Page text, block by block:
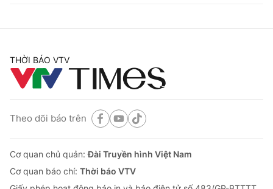
THỜI BÁO VTV
Theo dõi báo trên
Cơ quan chủ quản:Đài Truyền hình Việt Nam
Cơ quan báo chí: Thời báo VTV